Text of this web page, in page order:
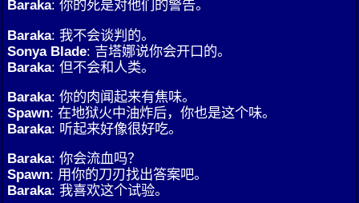
Baraka: 你的死是对他们的警告。
Baraka: 我不会谈判的。
Sonya Blade: 吉塔娜说你会开口的。
Baraka: 但不会和人类。
Baraka: 你的肉闻起来有焦味。
Spawn: 在地狱火中油炸后，你也是这个味。
Baraka: 听起来好像很好吃。
Baraka: 你会流血吗？
Spawn: 用你的刀刃找出答案吧。
Baraka: 我喜欢这个试验。